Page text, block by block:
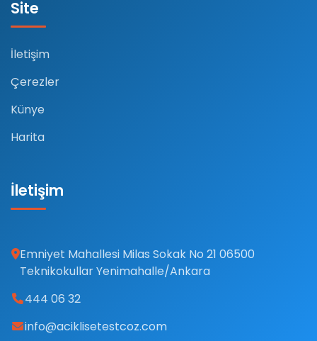
Site
İletişim
Çerezler
Künye
Harita
İletişim
Emniyet Mahallesi Milas Sokak No 21 06500
Teknikokullar Yenimahalle/Ankara
444 06 32
info@aciklisetestcoz.com